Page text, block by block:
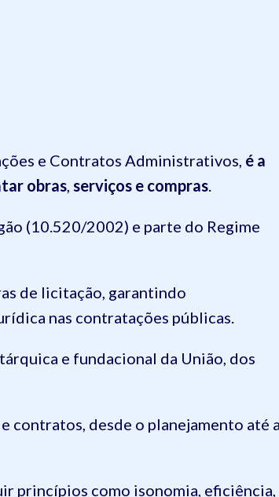
e Contratos Administrativos, é a
obras, serviços e compras.
(10.520/2002) e parte do Regime
de licitação, garantindo
nas contratações públicas.
e fundacional da União, dos
contratos, desde o planejamento até
princípios como isonomia, eficiência,